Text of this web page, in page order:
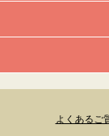
よくあるご